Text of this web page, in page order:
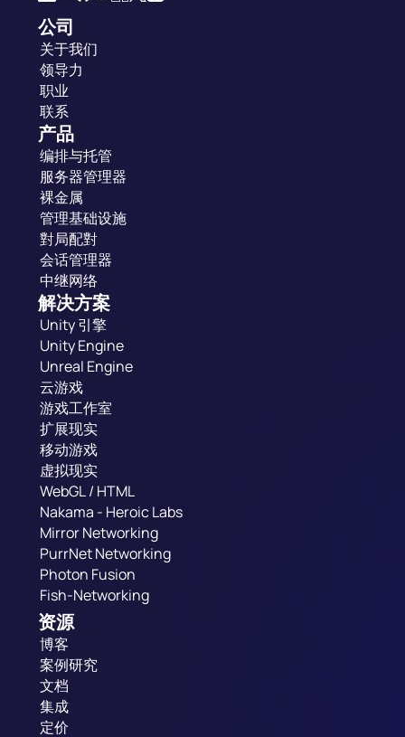
公司
关于我们
领导力
职业
联系
产品
编排与托管
服务器管理器
裸金属
管理基础设施
對局配對
会话管理器
中继网络
解决方案
Unity 引擎
Unity Engine
Unreal Engine
云游戏
游戏工作室
扩展现实
移动游戏
虚拟现实
WebGL / HTML
Nakama - Heroic Labs
Mirror Networking
PurrNet Networking
Photon Fusion
Fish-Networking
资源
博客
案例研究
文档
集成
定价